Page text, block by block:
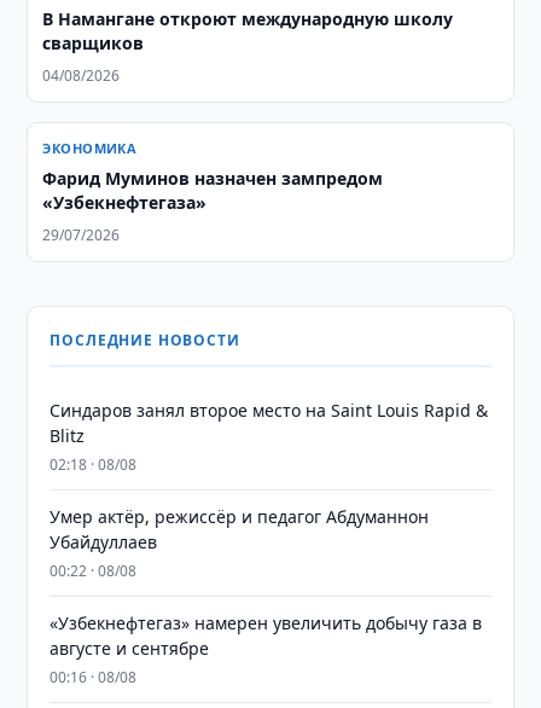
В Намангане откроют международную школу
сварщиков
04/08/2026
ЭКОНОМИКА
Фарид Муминов назначен зампредом
«Узбекнефтегаза»
29/07/2026
ПОСЛЕДНИЕ НОВОСТИ
Синдаров занял второе место на Saint Louis Rapid &
Blitz
02:18 · 08/08
Умер актёр, режиссёр и педагог Абдуманнон
Убайдуллаев
00:22 · 08/08
«Узбекнефтегаз» намерен увеличить добычу газа в
августе и сентябре
00:16 · 08/08